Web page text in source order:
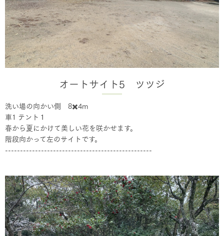
オートサイト5 ツツジ
洗い場の向かい側 8✖️4m
車1 テント１
春から夏にかけて美しい花を咲かせます。
階段向かって左のサイトです。
-------------------------------------------------